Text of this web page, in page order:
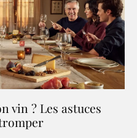
vin ? Les astuces